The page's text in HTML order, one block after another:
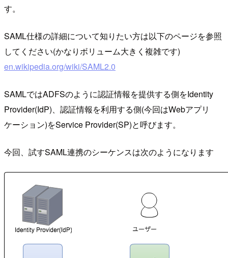
す。
SAML仕様の詳細について知りたい方は以下のページを参照
してください(かなりボリューム大きく複雑です)
en.wikipedia.org/wiki/SAML2.0
SAMLではADFSのように認証情報を提供する側をIdentity
Provider(IdP)、認証情報を利用する側(今回はWebアプリ
ケーション)をService Provider(SP)と呼びます。
今回、試すSAML連携のシーケンスは次のようになります